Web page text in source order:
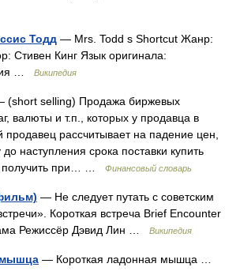
Тодд — Mrs. Todd s Shortcut Жанр:
Стивен Кинг Язык оригинала:
…
Википедия
(short selling) Продажа биржевых
валюты и т.п., которых у продавца в
продавец рассчитывает на падение цен,
наступления срока поставки купить
получить при… …
Финансовый словарь
— Не следует путать с советским
Короткая встреча Brief Encounter
Режиссёр Дэвид Лин …
Википедия
мышца — Короткая ладонная мышца …